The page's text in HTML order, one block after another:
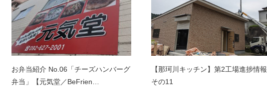
お弁当紹介 No.06「チーズハンバーグ
弁当」【元気堂／BeFrien…
【那珂川キッチン】第2工場進捗情報
その11